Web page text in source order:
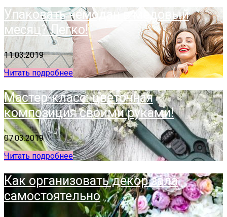
Упаковать чемодан в медовый
месяц? Легко!
11.03.2019
Читать подробнее
Мастер-класс: цветочная
композиция своими руками!
07.03.2019
Читать подробнее
Как организовать декор зала
самостоятельно